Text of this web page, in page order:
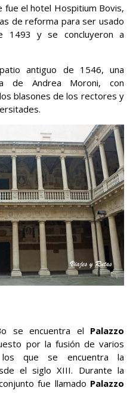
fue el hotel Hospitium Bovis,
de reforma para ser usado
1493 y se concluyeron a
antiguo de 1546, una
de Andrea Moroni, con
blasones de los rectores y
se encuentra el Palazzo
por la fusión de varios
los que se encuentra la
el siglo XIII. Durante la
fue llamado Palazzo